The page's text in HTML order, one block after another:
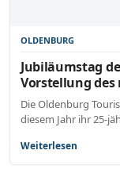
OLDENBURG
Jubiläumstag
Vorstellung des
Die Oldenburg
diesem Jahr ihr 25-
Weiterlesen